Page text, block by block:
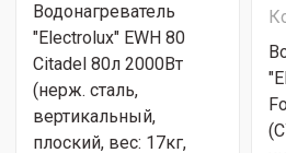
Водонагреватель
"Electrolux" EWH 80
Citadel 80л 2000Вт
(нерж. сталь,
вертикальный,
плоский, вес: 17кг,